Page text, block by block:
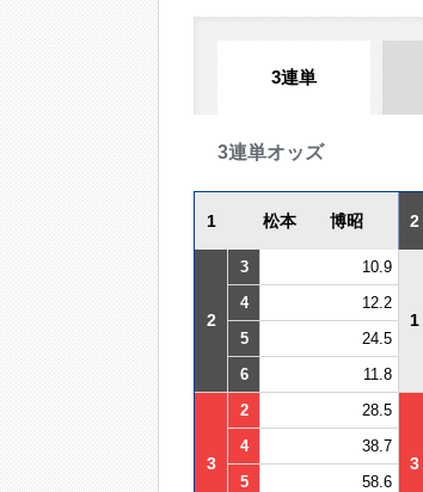
3連単
3連単オッズ
1 松本 博昭 2
2
3 10.9
1
4
12.2
5
24.5
6
11.8
3
2 28.5
3
4
38.7
5
58.6